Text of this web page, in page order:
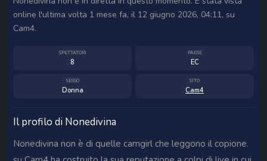
online l'ultima volta 1 mese fa, il 12 giugno 2026, 04:11, su
Cam4.
SPETTATORI
8
PAESE
EC
SESSO
Donna
SITO
Cam4
Il profilo di Nonedivina
Nonedivina non è di quelle camgirl che leggono il copione.